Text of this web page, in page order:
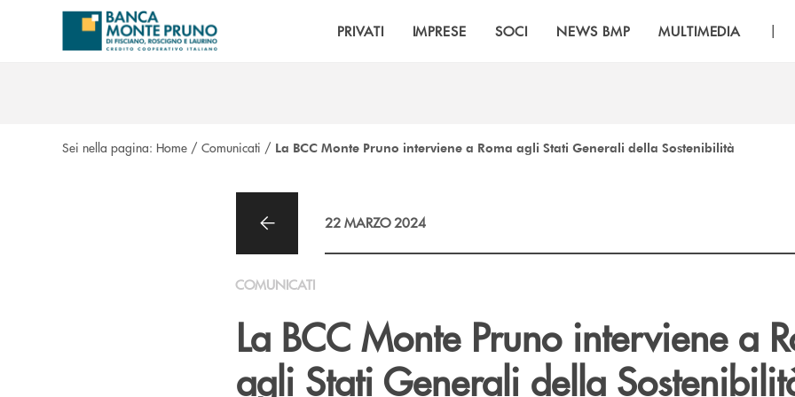
Salta al contenuto principale
PRIVATI IMPRESE SOCI NEWS BMP MULTIMEDIA |
Sei nella pagina: Home / Comunicati / La BCC Monte Pruno interviene a Roma agli Stati Generali della Sostenibilità
22 MARZO 2024
COMUNICATI
La BCC Monte Pruno interviene a
agli Stati Generali della